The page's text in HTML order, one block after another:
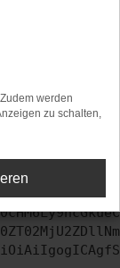
oder in
werden.
uns diesen Text
werden
zu schalten,